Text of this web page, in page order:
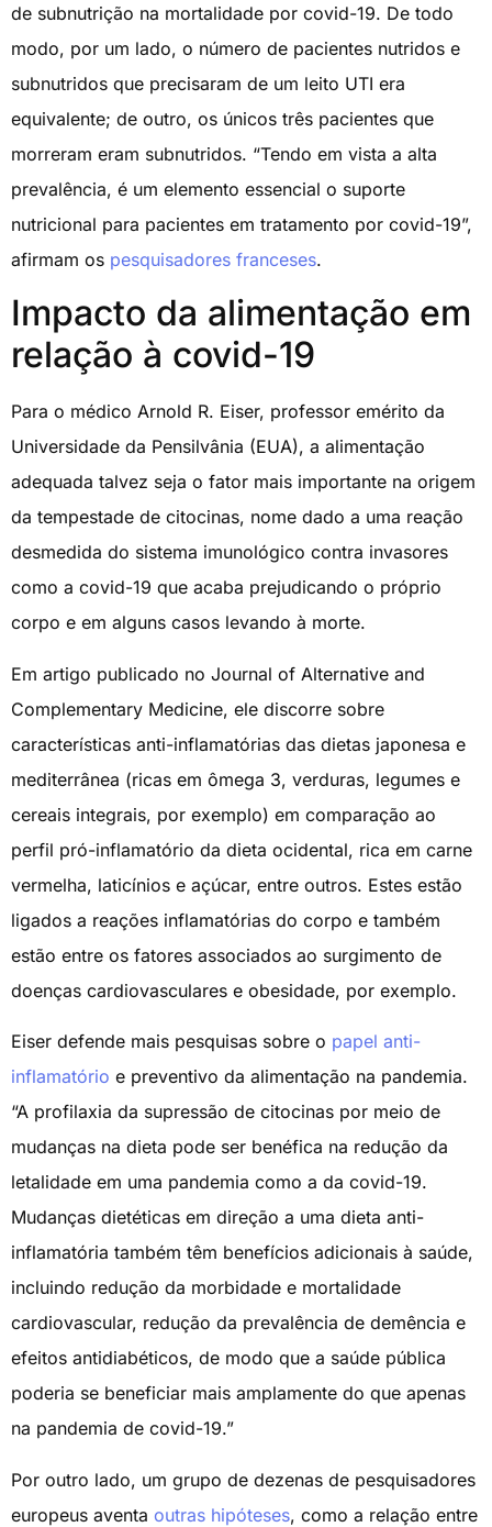
de subnutrição na mortalidade por covid-19. De todo
modo, por um lado, o número de pacientes nutridos e
subnutridos que precisaram de um leito UTI era
equivalente; de outro, os únicos três pacientes que
morreram eram subnutridos. “Tendo em vista a alta
prevalência, é um elemento essencial o suporte
nutricional para pacientes em tratamento por covid-19”,
afirmam os pesquisadores franceses.
Impacto da alimentação em
relação à covid-19
Para o médico Arnold R. Eiser, professor emérito da
Universidade da Pensilvânia (EUA), a alimentação
adequada talvez seja o fator mais importante na origem
da tempestade de citocinas, nome dado a uma reação
desmedida do sistema imunológico contra invasores
como a covid-19 que acaba prejudicando o próprio
corpo e em alguns casos levando à morte.
Em artigo publicado no Journal of Alternative and
Complementary Medicine, ele discorre sobre
características anti-inflamatórias das dietas japonesa e
mediterrânea (ricas em ômega 3, verduras, legumes e
cereais integrais, por exemplo) em comparação ao
perfil pró-inflamatório da dieta ocidental, rica em carne
vermelha, laticínios e açúcar, entre outros. Estes estão
ligados a reações inflamatórias do corpo e também
estão entre os fatores associados ao surgimento de
doenças cardiovasculares e obesidade, por exemplo.
Eiser defende mais pesquisas sobre o papel anti-
inflamatório e preventivo da alimentação na pandemia.
“A profilaxia da supressão de citocinas por meio de
mudanças na dieta pode ser benéfica na redução da
letalidade em uma pandemia como a da covid-19.
Mudanças dietéticas em direção a uma dieta anti-
inflamatória também têm benefícios adicionais à saúde,
incluindo redução da morbidade e mortalidade
cardiovascular, redução da prevalência de demência e
efeitos antidiabéticos, de modo que a saúde pública
poderia se beneficiar mais amplamente do que apenas
na pandemia de covid-19.”
Por outro lado, um grupo de dezenas de pesquisadores
europeus aventa outras hipóteses, como a relação entre